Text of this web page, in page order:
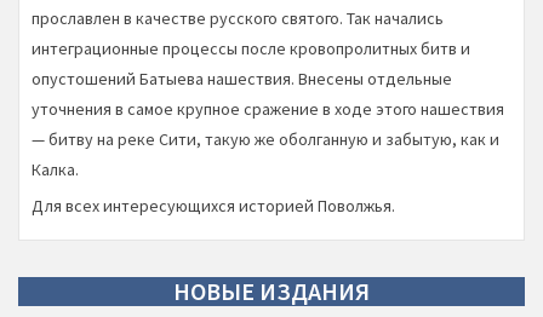
прославлен в качестве русского святого. Так начались
интеграционные процессы после кровопролитных битв и
опустошений Батыева нашествия. Внесены отдельные
уточнения в самое крупное сражение в ходе этого нашествия
— битву на реке Сити, такую же оболганную и забытую, как и
Калка.
Для всех интересующихся историей Поволжья.
НОВЫЕ ИЗДАНИЯ